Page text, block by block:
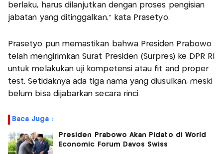
berlaku, harus dilanjutkan dengan proses pengisian
jabatan yang ditinggalkan,” kata Prasetyo.
Prasetyo pun memastikan bahwa Presiden Prabowo
telah mengirimkan Surat Presiden (Surpres) ke DPR RI
untuk melakukan uji kompetensi atau fit and proper
test. Setidaknya ada tiga nama yang diusulkan, meski
belum bisa dijabarkan secara rinci.
Baca Juga :
Presiden Prabowo Akan Pidato di World
Economic Forum Davos Swiss